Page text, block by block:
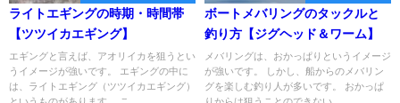
ライトエギングの時期・時間帯
【ツツイカエギング】
エギングと言えば、アオリイカを狙うとい
うイメージが強いです。 エギングの中に
は、ライトエギング（ツツイカエギング）
ボートメバリングのタックルと
釣り方【ジグヘッド＆ワーム】
メバリングは、おかっぱりというイメージ
が強いです。 しかし、船からのメバリン
グを楽しむ釣り人が多いです。 おかっぱ